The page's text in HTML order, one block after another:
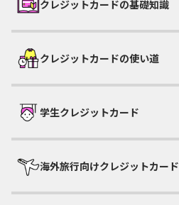
クレジットカードの基礎知識
クレジットカードの使い道
学生クレジットカード
海外旅行向けクレジットカード